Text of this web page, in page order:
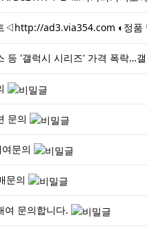
◁http://ad3.via354.com ◐정품
등 '갤럭시 시리즈' 가격 폭락…
문의
문의
문의
여 문의합니다.